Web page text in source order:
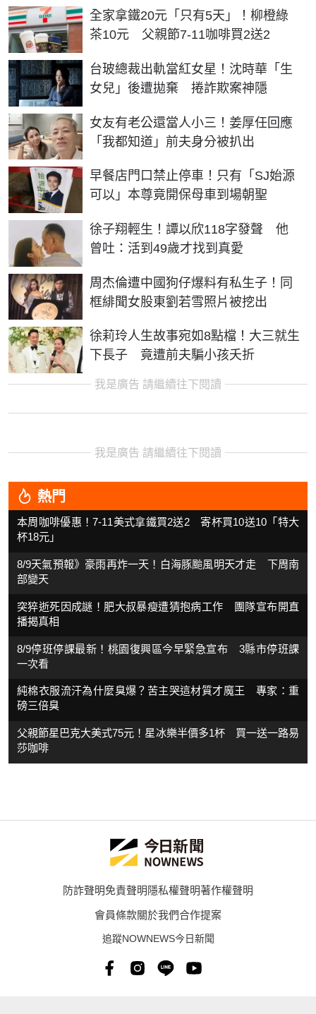
全家拿鐵20元「只有5天」！柳橙綠
茶10元 父親節7-11咖啡買2送2
台玻總裁出軌當紅女星！沈時華「生
女兒」後遭拋棄 捲詐欺案神隱
女友有老公還當人小三！姜厚任回應
「我都知道」前夫身分被扒出
早餐店門口禁止停車！只有「SJ始源
可以」本尊竟開保母車到場朝聖
徐子翔輕生！譚以欣118字發聲 他
曾吐：活到49歲才找到真愛
周杰倫遭中國狗仔爆料有私生子！同
框緋聞女股東劉若雪照片被挖出
徐莉玲人生故事宛如8點檔！大三就生
下長子 竟遭前夫騙小孩夭折
我是廣告 請繼續往下閱讀
我是廣告 請繼續往下閱讀
熱門
本周咖啡優惠！7-11美式拿鐵買2送2 寄杯買10送10「特大
杯18元」
8/9天氣預報》豪雨再炸一天！白海豚颱風明天才走 下周南
部變天
突猝逝死因成謎！肥大叔暴瘦遭猜抱病工作 團隊宣布開直
播揭真相
8/9停班停課最新！桃園復興區今早緊急宣布 3縣市停班課
一次看
純棉衣服流汗為什麼臭爆？苦主哭這材質才魔王 專家：重
磅三倍臭
父親節星巴克大美式75元！星冰樂半價多1杯 買一送一路易
莎咖啡
防詐聲明免責聲明隱私權聲明著作權聲明
會員條款關於我們合作提案
追蹤NOWNEWS今日新聞